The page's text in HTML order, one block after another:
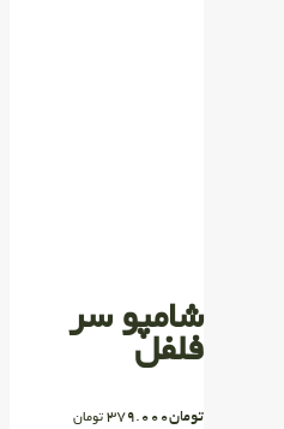
شامپو سر
فلفل
تومان379.000 تومان